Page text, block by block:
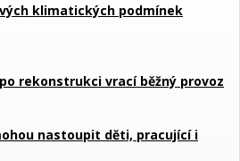
klimatických podmínek
rekonstrukci vrací běžný provoz
nastoupit děti, pracující i